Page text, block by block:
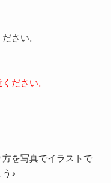
さい。
ださい。
を写真でイラストで
♪